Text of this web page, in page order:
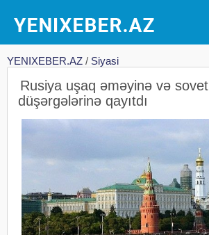
YENIXEBER.AZ / Siyasi
Rusiya uşaq əməyinə və sovet
düşərgələrinə qayıtdı